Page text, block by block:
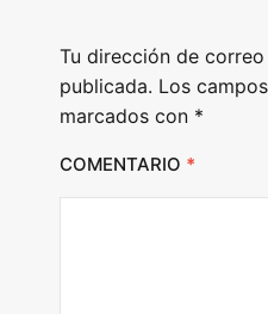
Tu dirección de
publicada. Los
marcados con *
COMENTARIO *